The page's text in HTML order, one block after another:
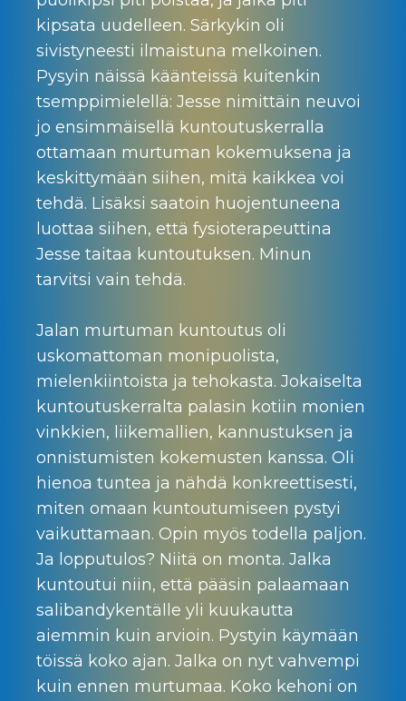
kipsata uudelleen. Särkykin oli
sivistyneesti ilmaistuna melkoinen.
Pysyin näissä käänteissä kuitenkin
tsemppimielellä: Jesse nimittäin neuvoi
jo ensimmäisellä kuntoutuskerralla
ottamaan murtuman kokemuksena ja
keskittymään siihen, mitä kaikkea voi
tehdä. Lisäksi saatoin huojentuneena
luottaa siihen, että fysioterapeuttina
Jesse taitaa kuntoutuksen. Minun
tarvitsi vain tehdä.
Jalan murtuman kuntoutus oli
uskomattoman monipuolista,
mielenkiintoista ja tehokasta. Jokaiselta
kuntoutuskerralta palasin kotiin monien
vinkkien, liikemallien, kannustuksen ja
onnistumisten kokemusten kanssa. Oli
hienoa tuntea ja nähdä konkreettisesti,
miten omaan kuntoutumiseen pystyi
vaikuttamaan. Opin myös todella paljon.
Ja lopputulos? Niitä on monta. Jalka
kuntoutui niin, että pääsin palaamaan
salibandykentälle yli kuukautta
aiemmin kuin arvioin. Pystyin käymään
töissä koko ajan. Jalka on nyt vahvempi
kuin ennen murtumaa. Koko kehoni on